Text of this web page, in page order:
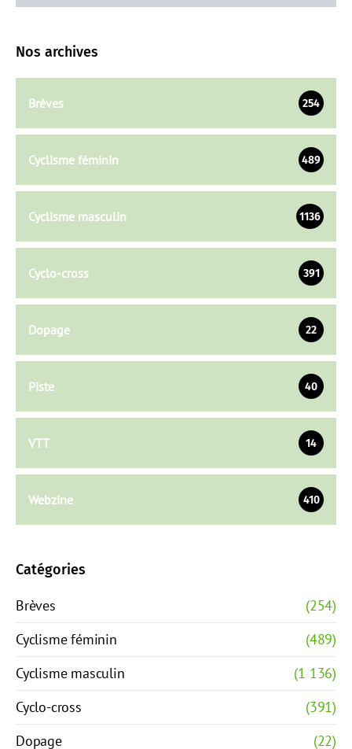
Nos archives
Brèves 254
Cyclisme féminin 489
Cyclisme masculin 1136
Cyclo-cross 391
Dopage 22
Piste 40
VTT 14
Webzine 410
Catégories
Brèves
(254)
Cyclisme féminin
(489)
Cyclisme masculin
(1 136)
Cyclo-cross
(391)
Dopage
(22)